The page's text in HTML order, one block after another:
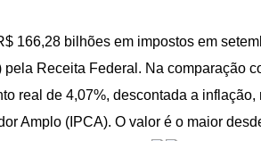
166,28 bilhões em impostos em
Receita Federal. Na comparação
real de 4,07%, descontada a
Amplo (IPCA). O valor é o maior